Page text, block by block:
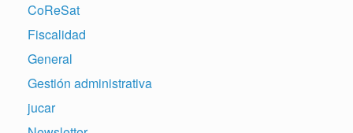
CoReSat
Fiscalidad
General
Gestión administrativa
jucar